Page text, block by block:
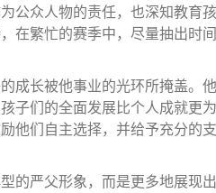
公众人物的责任，也深知教育
在繁忙的赛季中，尽量抽出时
成长被他事业的光环所掩盖。
子们的全面发展比个人成就更为
他们自主选择，并给予充分的
的严父形象，而是更多地展现出